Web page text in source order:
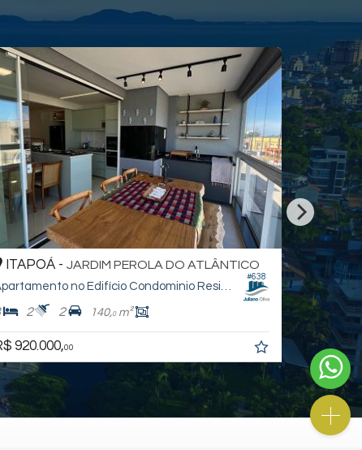
#499
ITAPOÁ - JARDIM PEROLA DO ATLÂNTICO
4 181,8 m² 156,8
partir deR$ 1.698.840,